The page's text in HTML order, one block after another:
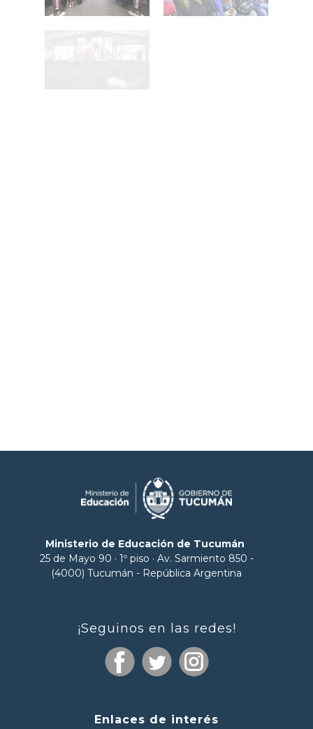
Ministerio de Educación de Tucumán
25 de Mayo 90 · 1º piso · Av. Sarmiento 850 -
(4000) Tucumán - República Argentina
¡Seguinos en las redes!
Enlaces de interés